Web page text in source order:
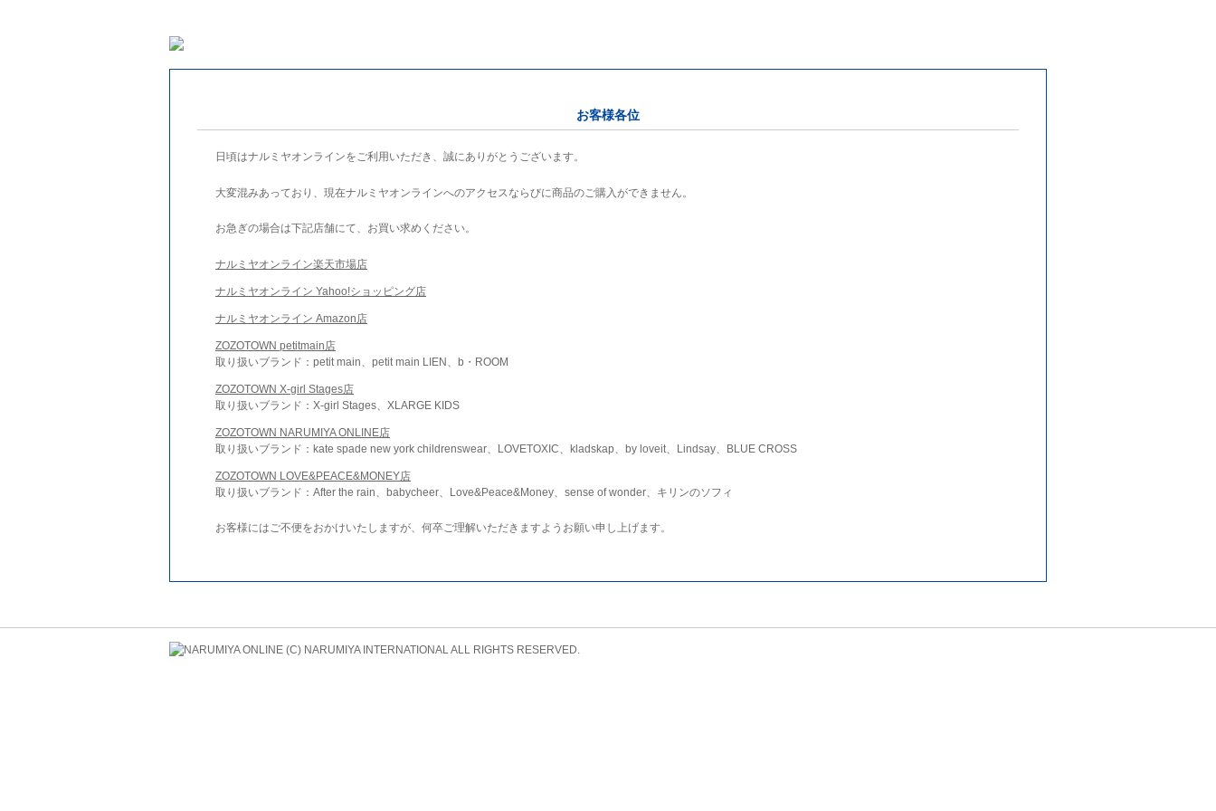
お客様各位
日頃はナルミヤオンラインをご利用いただき、誠にありがとうございます。
大変混みあっており、現在ナルミヤオンラインへのアクセスならびに商品のご購入ができません。
お急ぎの場合は下記店舗にて、お買い求めください。
ナルミヤオンライン楽天市場店
ナルミヤオンライン Yahoo!ショッピング店
ナルミヤオンライン Amazon店
ZOZOTOWN petitmain店
取り扱いブランド：petit main、petit main LIEN、b・ROOM
ZOZOTOWN X-girl Stages店
取り扱いブランド：X-girl Stages、XLARGE KIDS
ZOZOTOWN NARUMIYA ONLINE店
取り扱いブランド：kate spade new york childrenswear、LOVETOXIC、kladskap、by loveit、Lindsay、BLUE CROSS
ZOZOTOWN LOVE&PEACE&MONEY店
取り扱いブランド：After the rain、babycheer、Love&Peace&Money、sense of wonder、キリンのソフィ
お客様にはご不便をおかけいたしますが、何卒ご理解いただきますようお願い申し上げます。